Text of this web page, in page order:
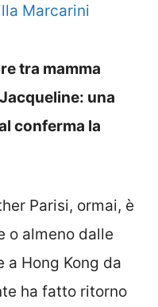
Marcarini
tra mamma
una
conferma la
Parisi, ormai, è
o almeno dalle
a Hong Kong da
ha fatto ritorno